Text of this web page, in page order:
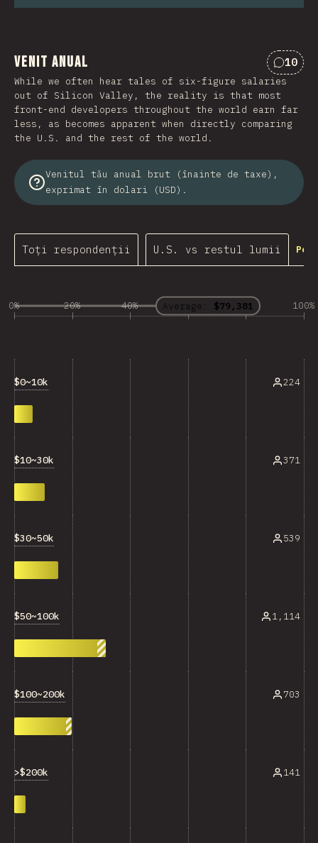
Venit anual 10
While we often hear tales of six-figure salaries
out of Silicon Valley, the reality is that most
front-end developers throughout the world earn far
less, as becomes apparent when directly comparing
the U.S. and the rest of the world.
Venitul tău anual brut (înainte de taxe),
exprimat în dolari (USD).
Toți respondenții U.S. vs restul lumii
0% 20% 40% 60% 80% 100%
Average: $79,381
$0~10k 224
$10~30k 371
$30~50k 539
$50~100k 1,114
$100~200k 703
>$200k 141